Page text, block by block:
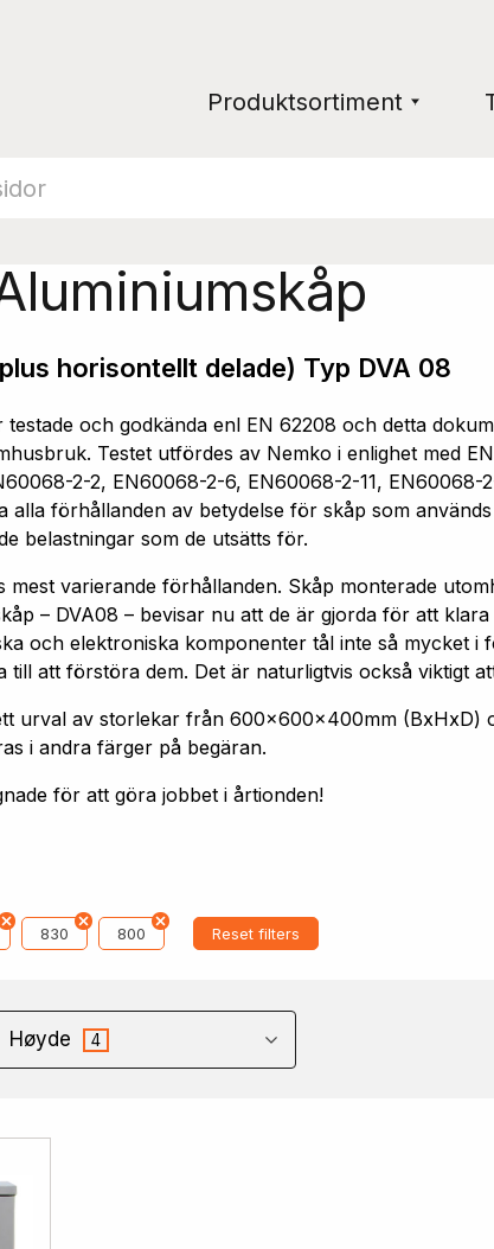
Produktsortiment
horisontellt delade) Typ DVA 08
testade och godkända enl EN 62208 och detta
Testet utfördes av Nemko i enlighet med
2-2, EN60068-2-6, EN60068-2-11,
alla förhållanden av betydelse för skåp som
belastningar som de utsätts för.
mest varierande förhållanden. Skåp monterade
– DVA08 – bevisar nu att de är gjorda för att
och elektroniska komponenter tål inte så mycket i
att förstöra dem. Det är naturligtvis också viktigt
urval av storlekar från 600x600x400mm
i andra färger på begäran.
för att göra jobbet i årtionden!
830 800 Reset filters
Høyde 4